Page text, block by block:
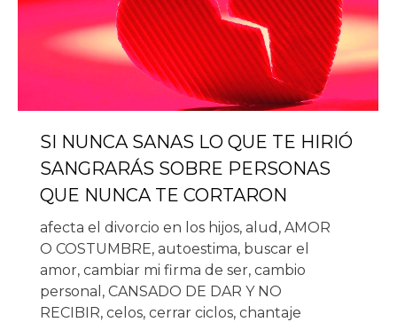
SI NUNCA SANAS LO QUE TE HIRIÓ
SANGRARÁS SOBRE PERSONAS
QUE NUNCA TE CORTARON
afecta el divorcio en los hijos, alud , AMOR
O COSTUMBRE, autoestima, buscar el
amor, cambiar mi firma de ser, cambio
personal , CANSADO DE DAR Y NO
RECIBIR, celos, cerrar ciclos, chantaje